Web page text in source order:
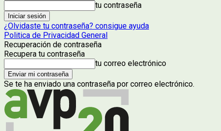
tu contraseña
¿Olvidaste tu contraseña? consigue ayuda
Politica de Privacidad General
Recuperación de contraseña
Recupera tu contraseña
tu correo electrónico
Se te ha enviado una contraseña por correo electrónico.